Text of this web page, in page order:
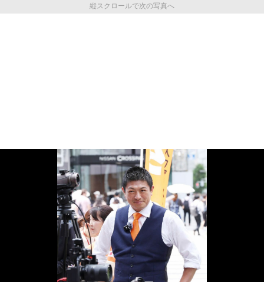
縦スクロールで次の写真へ